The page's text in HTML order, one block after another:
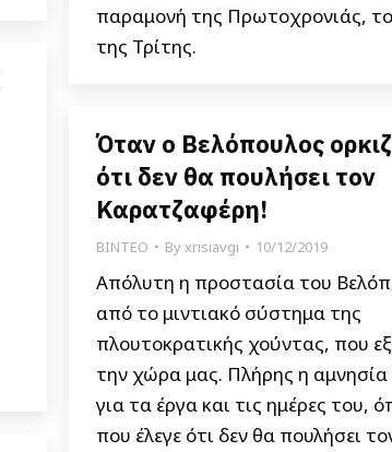
παραμονή της Πρωτοχρονιάς,
της Τρίτης.
Όταν ο Βελόπουλος
ότι δεν θα πουλήσει τον
Καρατζαφέρη!
ΒΙΝΤΕΟ Byxrisiavgi 10/12/2019
Απόλυτη η προστασία του
από το μιντιακό σύστημα της
πλουτοκρατικής χούντας, που
την χώρα μας. Πλήρης η
για τα έργα και τις ημέρες του,
που έλεγε ότι δεν θα πουλήσει